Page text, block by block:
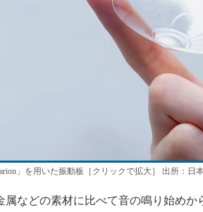
」を用いた振動板［クリックで拡大］ 出所：日
などの素材に比べて音の鳴り始めか